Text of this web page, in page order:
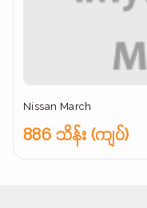
Nissan March
886 သိန်း (ကျပ်)